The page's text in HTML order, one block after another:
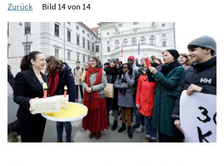
Zurück Bild 14 von 14